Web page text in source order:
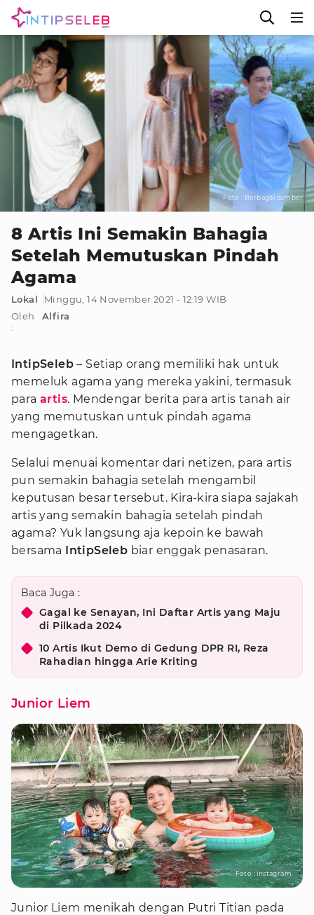
Foto : Berbagai sumber
8 Artis Ini Semakin Bahagia
Setelah Memutuskan Pindah
Agama
Lokal
Minggu, 14 November 2021 - 12:19 WIB
Oleh
:
Alfira
IntipSeleb – Setiap orang memiliki hak untuk
memeluk agama yang mereka yakini, termasuk
para artis. Mendengar berita para artis tanah air
yang memutuskan untuk pindah agama
mengagetkan.
Selalui menuai komentar dari netizen, para artis
pun semakin bahagia setelah mengambil
keputusan besar tersebut. Kira-kira siapa sajakah
artis yang semakin bahagia setelah pindah
agama? Yuk langsung aja kepoin ke bawah
bersama IntipSeleb biar enggak penasaran.
Baca Juga :
Gagal ke Senayan, Ini Daftar Artis yang Maju
di Pilkada 2024
10 Artis Ikut Demo di Gedung DPR RI, Reza
Rahadian hingga Arie Kriting
Junior Liem
Foto : instagram
Junior Liem menikah dengan Putri Titian pada